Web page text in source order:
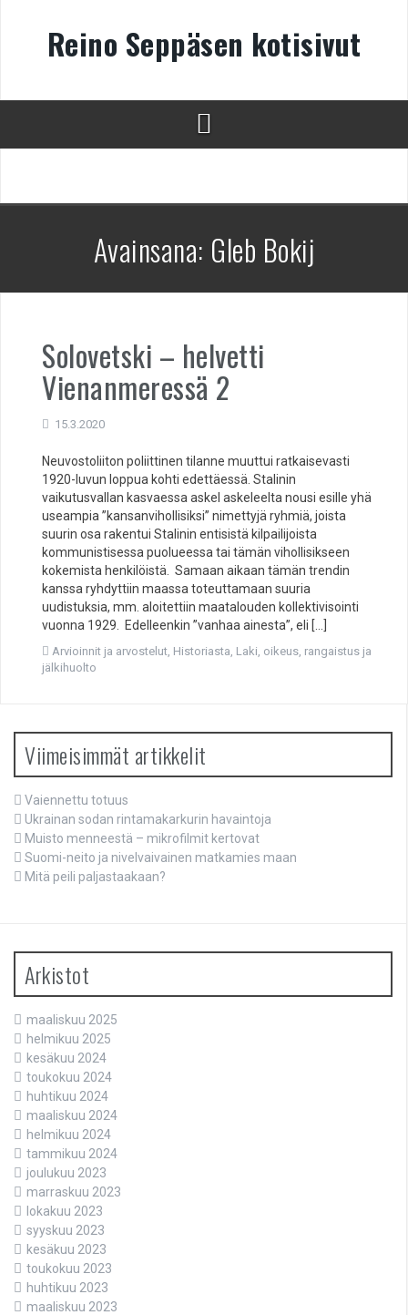
Reino Seppäsen kotisivut
Avainsana: Gleb Bokij
Solovetski – helvetti
Vienanmeressä 2
15.3.2020
Neuvostoliiton poliittinen tilanne muuttui ratkaisevasti
1920-luvun loppua kohti edettäessä. Stalinin
vaikutusvallan kasvaessa askel askeleelta nousi esille yhä
useampia ”kansanvihollisiksi” nimettyjä ryhmiä, joista
suurin osa rakentui Stalinin entisistä kilpailijoista
kommunistisessa puolueessa tai tämän vihollisikseen
kokemista henkilöistä. Samaan aikaan tämän trendin
kanssa ryhdyttiin maassa toteuttamaan suuria
uudistuksia, mm. aloitettiin maatalouden kollektivisointi
vuonna 1929. Edelleenkin ”vanhaa ainesta”, eli […]
Arvioinnit ja arvostelut, Historiasta, Laki, oikeus, rangaistus ja
jälkihuolto
Viimeisimmät artikkelit
Vaiennettu totuus
Ukrainan sodan rintamakarkurin havaintoja
Muisto menneestä – mikrofilmit kertovat
Suomi-neito ja nivelvaivainen matkamies maan
Mitä peili paljastaakaan?
Arkistot
maaliskuu 2025
helmikuu 2025
kesäkuu 2024
toukokuu 2024
huhtikuu 2024
maaliskuu 2024
helmikuu 2024
tammikuu 2024
joulukuu 2023
marraskuu 2023
lokakuu 2023
syyskuu 2023
kesäkuu 2023
toukokuu 2023
huhtikuu 2023
maaliskuu 2023